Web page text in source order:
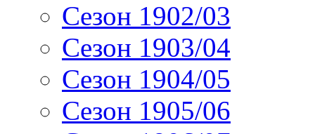
Сезон 1902/03
Сезон 1903/04
Сезон 1904/05
Сезон 1905/06